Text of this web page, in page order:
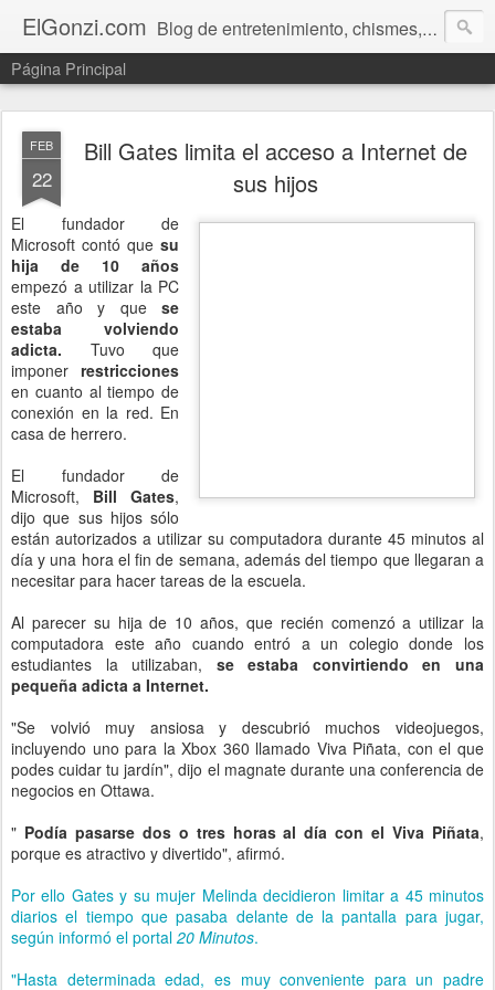
ElGonzi.com Blog de entretenimiento, chismes, humor, farándula, curiosidades, ovnis, noticias calientes, fotos, videos, paranormal y ¡más!
Página Principal
FEB
22
Bill Gates limita el acceso a Internet de
sus hijos
El fundador de
Microsoft contó que su
hija de 10 años
empezó a utilizar la PC
este año y que se
estaba volviendo
adicta. Tuvo que
imponer restricciones
en cuanto al tiempo de
conexión en la red. En
casa de herrero.
El fundador de
Microsoft, Bill Gates,
dijo que sus hijos sólo
están autorizados a utilizar su computadora durante 45 minutos al
día y una hora el fin de semana, además del tiempo que llegaran a
necesitar para hacer tareas de la escuela.
Al parecer su hija de 10 años, que recién comenzó a utilizar la
computadora este año cuando entró a un colegio donde los
estudiantes la utilizaban, se estaba convirtiendo en una
pequeña adicta a Internet.
"Se volvió muy ansiosa y descubrió muchos videojuegos,
incluyendo uno para la Xbox 360 llamado Viva Piñata, con el que
podes cuidar tu jardín", dijo el magnate durante una conferencia de
negocios en Ottawa.
" Podía pasarse dos o tres horas al día con el Viva Piñata,
porque es atractivo y divertido", afirmó.
Por ello Gates y su mujer Melinda decidieron limitar a 45 minutos
diarios el tiempo que pasaba delante de la pantalla para jugar,
según informó el portal 20 Minutos.
"Hasta determinada edad, es muy conveniente para un padre